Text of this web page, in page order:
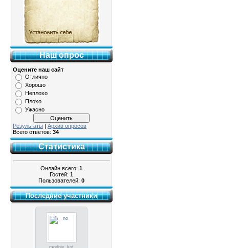
Наш опрос
Оцените наш сайт
Отлично
Хорошо
Неплохо
Плохо
Ужасно
Результаты | Архив опросов
Всего ответов: 34
Статистика
Онлайн всего: 1
Гостей: 1
Пользователей: 0
Последние участники
modniy_kot